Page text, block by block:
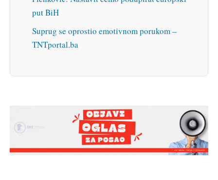
put BiH
Suprug se oprostio emotivnom porukom –
TNTportal.ba